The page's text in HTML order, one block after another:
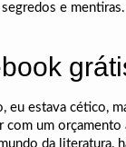
e
eu estava cético,
um
da literatura,